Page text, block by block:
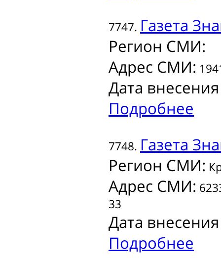
7747. Газета
Регион СМИ:
Адрес СМИ:
Дата
Подробнее
7748. Газета
Регион СМИ:
Адрес СМИ:
33
Дата
Подробнее